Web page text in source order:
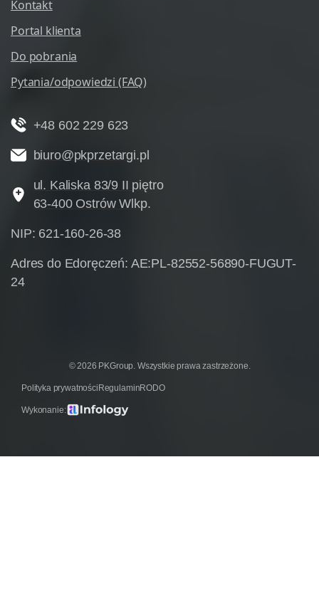
Kontakt
Portal klienta
Do pobrania
Pytania/odpowiedzi (FAQ)
+48 602 229 623
biuro@pkprzetargi.pl
ul. Kaliska 83/9 II piętro
63-400 Ostrów Wlkp.
NIP: 621-160-26-38
Adres do Edoręczeń: AE:PL-82552-56890-FUGUT-
24
© 2026 PKGroup. Wszystkie prawa zastrzeżone.
Polityka prywatnościRegulaminRODO
Wykonanie: